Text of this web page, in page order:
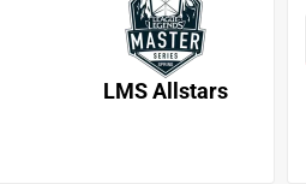
LMS Allstars